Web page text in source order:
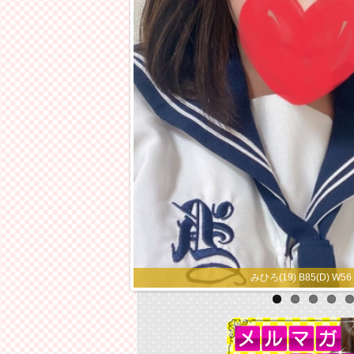
みひろ(19) B85(D) W56